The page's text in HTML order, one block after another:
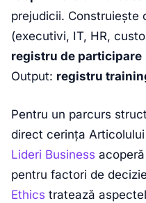
prejudicii. Construiește
(executivi, IT, HR,
registru de participare
Output: registru
Pentru un parcurs
direct cerința
Lideri Business
pentru factori de
Ethics tratează